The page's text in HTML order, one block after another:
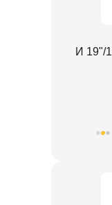
И 19"/